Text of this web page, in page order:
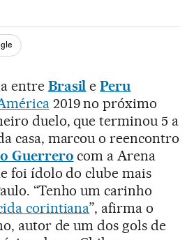
Twitter
Redes Sociales
entre Brasil ePeru
2019 no próximo
duelo, que terminou 5 a
casa, marcou o reencontro
Guerrero com a Arena
foi ídolo do clube mais
“Tenho um carinho
corintiana”, afirma o
autor de um dos gols de